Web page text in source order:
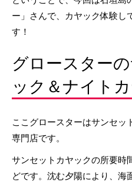
ー」さんで、カヤック体験し
す！
グロースター
ック＆ナイト
ここグロースターはサンセッ
専門店です。
サンセットカヤックの所要時
どです。沈む夕陽により、海